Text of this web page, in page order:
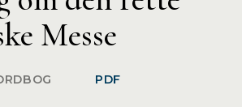
Messe
PDF